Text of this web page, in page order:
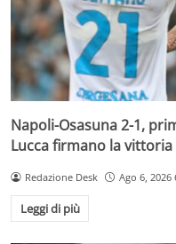
Napoli-Osasuna 2-1,
Lucca firmano la vittoria
Redazione Desk Ago 6, 2026
Leggi di più